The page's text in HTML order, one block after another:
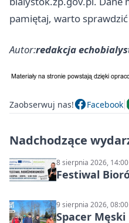
pamiętaj, warto
Autor:redakcja
Zaobserwuj nas! Facebook
Nadchodzące
8 sierpnia 2026, 14:00
Festiwal
9 sierpnia 2026, 08:00
Spacer Męski